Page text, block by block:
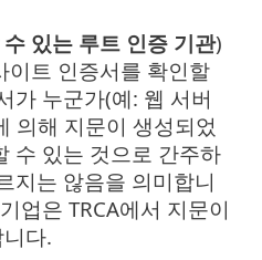
있는 루트 인증 기관)
이트 인증서를 확인할
가 누군가(예: 웹 서버
의해 지문이 생성되었
수 있는 것으로 간주하
지는 않음을 의미합니
업은 TRCA에서 지문이
다.